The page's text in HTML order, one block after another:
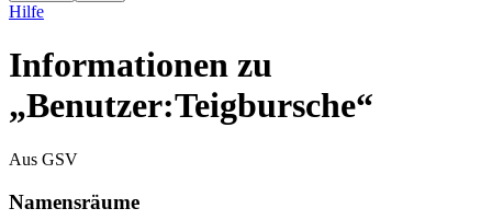
Hilfe
Informationen zu
„Benutzer:Teigbursche“
Aus GSV
Namensräume